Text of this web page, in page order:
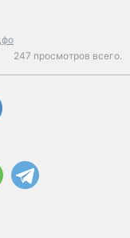
247 просмотров всего.